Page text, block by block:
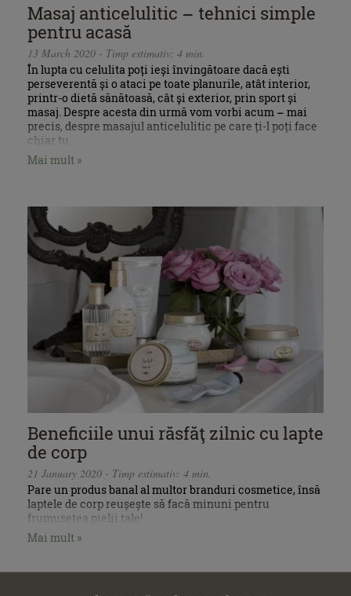
Masaj anticelulitic – tehnici simple
pentru acasă
13 March 2020 - Timp estimativ: 4 min.
În lupta cu celulita poți ieși învingătoare dacă ești
perseverentă și o ataci pe toate planurile, atât interior,
printr-o dietă sănătoasă, cât și exterior, prin sport și
masaj. Despre acesta din urmă vom vorbi acum – mai
precis, despre masajul anticelulitic pe care ți-l poți face
chiar tu.
Mai mult »
Beneficiile unui răsfăţ zilnic cu lapte
de corp
21 January 2020 - Timp estimativ: 4 min.
Pare un produs banal al multor branduri cosmetice, însă
laptele de corp reușește să facă minuni pentru
frumusețea pielii tale!
Mai mult »